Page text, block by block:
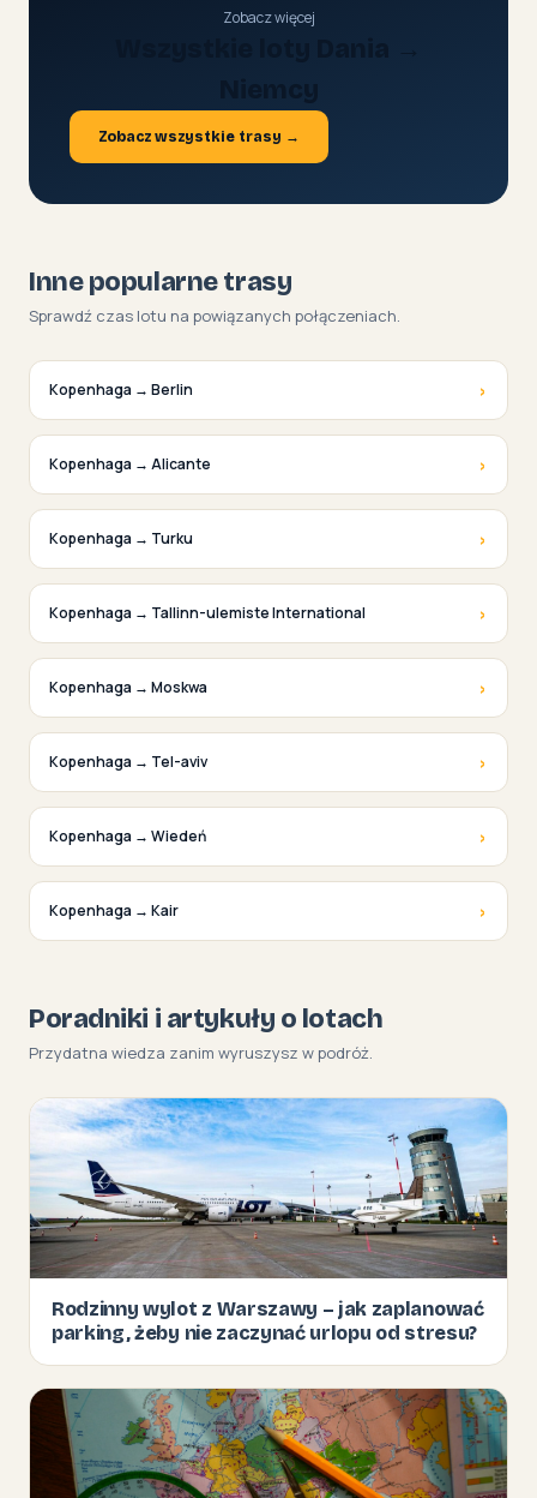
Zobacz więcej
Zobacz wszystkie trasy →
Inne popularne trasy
Sprawdź czas lotu na powiązanych połączeniach.
Kopenhaga → Berlin ›
Kopenhaga → Alicante ›
Kopenhaga → Turku ›
Kopenhaga → Tallinn-ulemiste International ›
Kopenhaga → Moskwa ›
Kopenhaga → Tel-aviv ›
Kopenhaga → Wiedeń ›
Kopenhaga → Kair ›
Poradniki i artykuły o lotach
Przydatna wiedza zanim wyruszysz w podróż.
Rodzinny wylot z Warszawy – jak zaplanować
parking, żeby nie zaczynać urlopu od stresu?